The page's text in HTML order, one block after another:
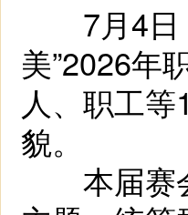
7月4日，
美”2026年
人、职工
貌。
本届赛会